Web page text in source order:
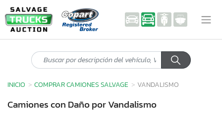
INICIO COMPRAR CAMIONES SALVAGE VANDALISMO
Camiones con Daño por Vandalismo